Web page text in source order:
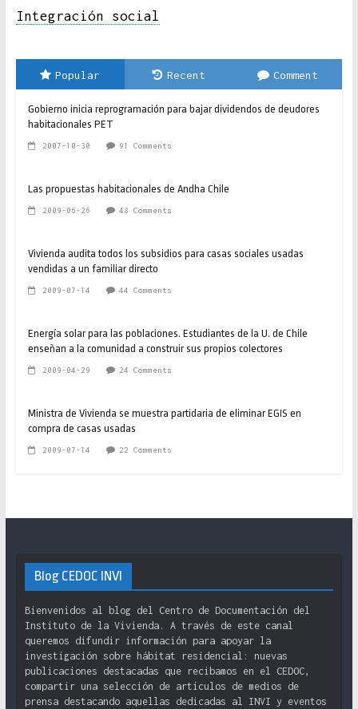
Integración social
Popular Recent Comment
Gobierno inicia reprogramación para bajar dividendos de deudores
habitacionales PET
2007-10-30 91 Comments
Las propuestas habitacionales de Andha Chile
2009-06-26 48 Comments
Vivienda audita todos los subsidios para casas sociales usadas
vendidas a un familiar directo
2009-07-14 44 Comments
Energía solar para las poblaciones. Estudiantes de la U. de Chile
enseñan a la comunidad a construir sus propios colectores
2009-04-29 24 Comments
Ministra de Vivienda se muestra partidaria de eliminar EGIS en
compra de casas usadas
2009-07-14 22 Comments
Blog CEDOC INVI
Bienvenidos al blog del Centro de Documentación del
Instituto de la Vivienda. A través de este canal
queremos difundir información para apoyar la
investigación sobre hábitat residencial: nuevas
publicaciones destacadas que recibamos en el CEDOC,
compartir una selección de artículos de medios de
prensa destacando aquellas dedicadas al INVI y eventos